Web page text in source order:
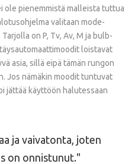
ole pienemmistä malleista tuttua
valitaan mode-
on P, Tv, Av, M ja bulb-
loistavat
asia, sillä eipä tämän rungon
Jos nämäkin moodit tuntuvat
jättää käyttöön halutessaan
ja vaivatonta, joten
on onnistunut.